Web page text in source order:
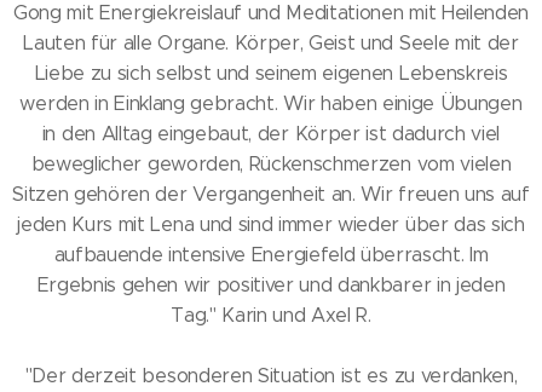
Gong mit Energiekreislauf und Meditationen mit Heilenden
Lauten für alle Organe. Körper, Geist und Seele mit der
Liebe zu sich selbst und seinem eigenen Lebenskreis
werden in Einklang gebracht. Wir haben einige Übungen
in den Alltag eingebaut, der Körper ist dadurch viel
beweglicher geworden, Rückenschmerzen vom vielen
Sitzen gehören der Vergangenheit an. Wir freuen uns auf
jeden Kurs mit Lena und sind immer wieder über das sich
aufbauende intensive Energiefeld überrascht. Im
Ergebnis gehen wir positiver und dankbarer in jeden
Tag." Karin und Axel R.
"Der derzeit besonderen Situation ist es zu verdanken,